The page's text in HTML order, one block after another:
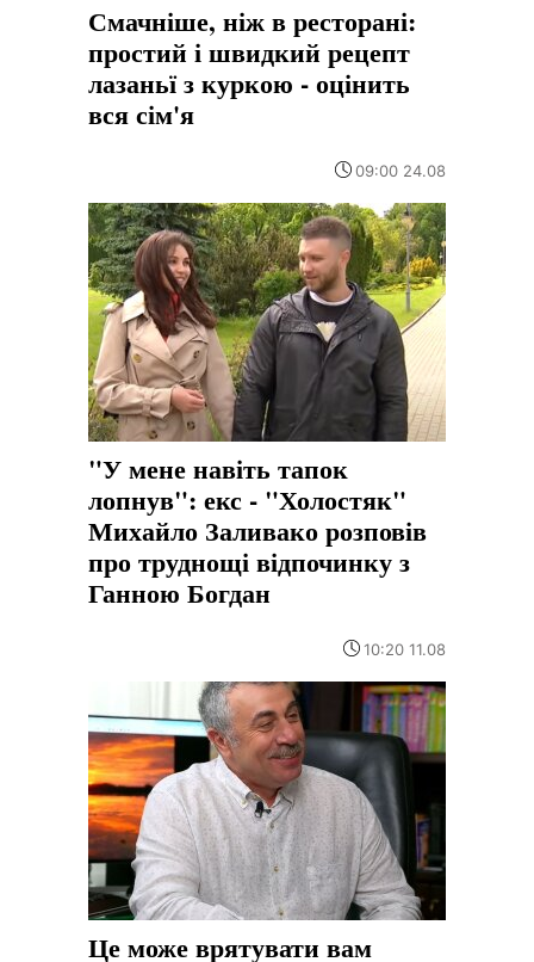
Смачніше, ніж в ресторані:
простий і швидкий рецепт
лазаньї з куркою - оцінить
вся сім'я
09:00 24.08
"У мене навіть тапок
лопнув": екс - "Холостяк"
Михайло Заливако розповів
про труднощі відпочинку з
Ганною Богдан
10:20 11.08
Це може врятувати вам